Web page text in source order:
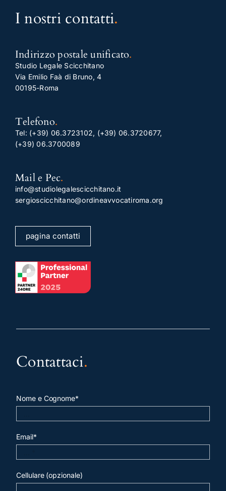
I nostri contatti.
Indirizzo postale unificato.
Studio Legale Scicchitano
Via Emilio Faà di Bruno, 4
00195-Roma
Telefono.
Tel: (+39) 06.3723102, (+39) 06.3720677,
(+39) 06.3700089
Mail e Pec.
info@studiolegalescicchitano.it
sergioscicchitano@ordineavvocatiroma.org
pagina contatti
Contattaci.
Nome e Cognome*
Email*
Cellulare (opzionale)